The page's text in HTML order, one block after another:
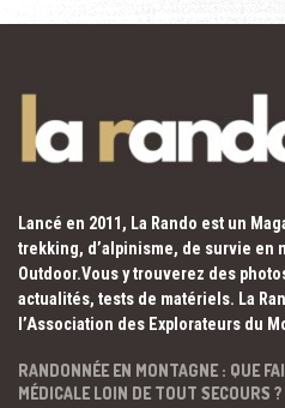
Lancé en 2011, La Rando est un
trekking, d’alpinisme, de survie en
Outdoor.Vous y trouverez des
actualités, tests de matériels. La
l’Association des Explorateurs du
RANDONNÉE EN MONTAGNE : QUE
MÉDICALE LOIN DE TOUT SECOURS ?